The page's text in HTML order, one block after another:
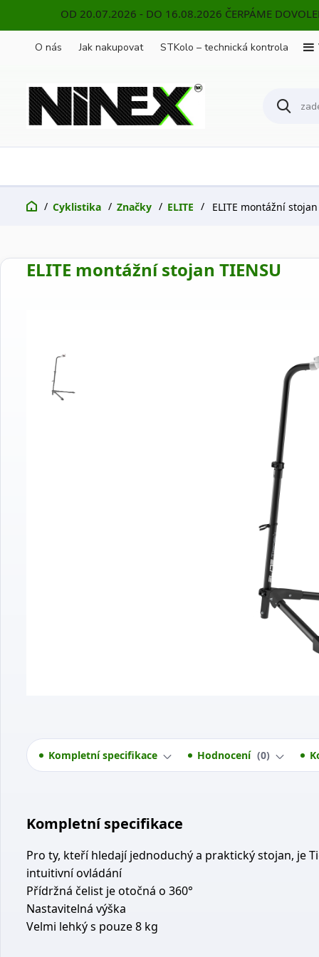
OD 20.07.2026 - DO 16.08.2026 ČERPÁME
O nás Jak nakupovat STKolo – technická kontrola
Cyklistika Značky ELITE ELITE montážní stojan
ELITE montážní stojan TIENSU
Kompletní specifikace Hodnocení 0
Kompletní specifikace
Pro ty, kteří hledají jednoduchý a praktický stojan, je
intuitivní ovládání
Přídržná čelist je otočná o 360°
Nastavitelná výška
Velmi lehký s pouze 8 kg